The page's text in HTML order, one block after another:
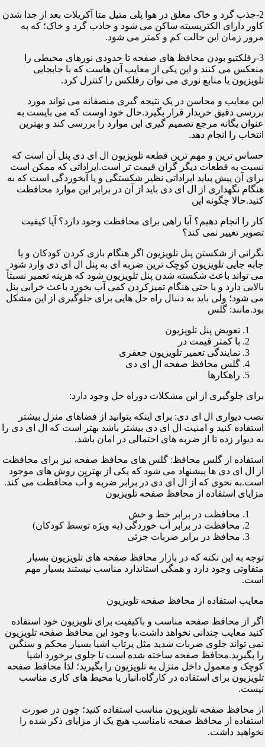
2-جذب گرد و خاک معلق در هوا پلی متیل متا آکریلات بعد از جدا شدن
کاور دارای الکتریسیته ساکن می شود و جاذب گرد و خاک؛ که به
مرور زمان این حالت کم و کمتر می شود.
3-رفلکتیو بودن محافظ های صفحه تا حدودی نورهای محیطی را
منعکس می کنند و این یکی از معایب آن هاست که با جابجایی
تلویزیون یا منابع نوری می توان رفلکس را کنترل کرد.
این معایب و محاسن در یک نتیجه گیری منصفانه می تواند مورد
بررسی دقیق خریدار قرار بگیرد.حال خود اوست که می بایست به
عنوان یگانه مرجع تصمیم گیری این موارد را بررسی کند و بهترین
انتخاب را انجام دهد.
حساس ترین و مهم ترین قطعه تلویزیون ال ای دی پنل آن است که
نسبت به قطعات دیگر گران قیمت تر است.ایراداتی که ممکن است
برای آن پیش بیاید ایراداتی نظیر شکستگی و یا آبخوردگی است که به
هنگام نگهداری از ال ای دی باید از آن در برابر این موارد محافظت
کنید.حالا چگونه این
کار را انجام دهیم؟ آیا راهی برای محافظت وجود دارد؟ آیا کیفیت
تصویر تغییر نمی کند؟
نگرانی از شکستن پنل تلویزیون اگر هنگام بازی کردن کودکان و یا
جابه جایی تلویزیون کوچک ترین ضربه ای به پنل ال ای دی وارد شود
می تواند باعث شکسته شدن پنل تلویزیون شود که هزینه تعمیر نسبتاً
بالایی دارد و یا حتی هنگام تمیزکردن کمی آب بخورد باعث خرابی پنل
می شود؛ ولی باید به دنبال راه حل هایی برای جلوگیری از این مشکل
بود.مانند: گلس
تعویض پنل تلویزیون
با کمتر قیمت در
نمایندگی تعمیر تلویزیون جعفری
گلس محافظ صفحه ال ای دی
راهکارها
برای جلوگیری از این مشکلات دوراه حل وجود دارد:
نصب دیواری ال ای دی: برای اینکه بتوانید از فضاهای منزل بیشتر
استفاده کنید و امنیت ال ای دی بیشتر باشد بهتر است که ال ای دی را
به دیوار زده تا از ضربه های احتمالی در امان باشد.
استفاده از گلس محافظ: گلس های محافظ صفحه نیز برای محافظت
از ال ای دی ها پیشنهاد می شود که یکی از بهترین روش های موجود
است.به نحوی که از ال ای دی در برابر ضربه و آب محافظت می کند.
مزایای استفاده از محافظ صفحه تلویزیون
محافظت در برابر خط و خش
محافظت در برابر آب خوردگی (به ویژه توسط کودکان)
محافظ در برابر ضربات جزئی
توجه به این نکته که در بازار محافظ صفحه های تلویزیون بسیار
متفاوتی وجود دارد و همگی استاندارد مناسب نیستند بسیار مهم
است.
معایب استفاده از محافظ صفحه تلویزیون
اگر از محافظ صفحه مناسب و باکیفیت برای تلویزیون خود استفاده
کنید معایب چندانی نخواهد داشت.با وجود این محافظ صفحه تلویزیون
نمی تواند جلوی ضربات شدید مثل پرتاب اشیا بسیار محکم و سنگین
را بگیرید.محافظ صفحه ساخته شده است تا جلوی برخورد اشیا
کوچک و معمول داخل منزل به تلویزیون را بگیرید؛ لذا محافظ صفحه
تلویزیون برای استفاده در کارگاه،انبار یا محیط های کاری مناسب
نیست.
از محافظ صفحه تلویزیون مناسب استفاده کنید؛ چون در صورت
استفاده از محافظ صفحه نامناسب هیچ یک از مزایای ذکر شده را
نخواهید داشت.